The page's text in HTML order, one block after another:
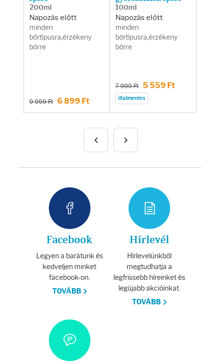
200ml
Napozás előtt
minden
bőrtípusra,érzékeny
bőrre
9 999 Ft 6 899 Ft
100ml
Napozás előtt
minden
bőrtípusra,érzékeny
bőrre
7 999 Ft 5 559 Ft
illatmentes
Facebook
Legyen a barátunk és
kedveljen minket
facebook-on.
TOVÁBB
Hírlevél
Hírlevelünkből
megtudhatja a
legfrissebb híreinket és
legújabb akcióinkat.
TOVÁBB